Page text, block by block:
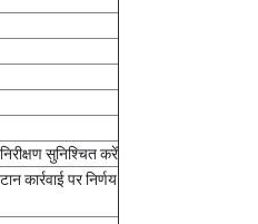
सुनिश्चित करें
कार्रवाई पर निर्णय